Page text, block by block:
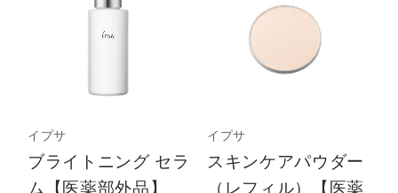
イプサ
ブライトニング セラ
ム【医薬部外品】
イプサ
スキンケアパウダー
（レフィル）【医薬